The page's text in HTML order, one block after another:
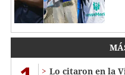
Lo citaron en la